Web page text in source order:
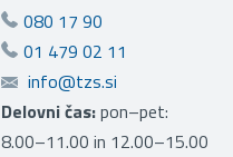
080 17 90
01 479 02 11
info@tzs.si
Delovni čas:pon–pet:
8.00–11.00 in 12.00–15.00